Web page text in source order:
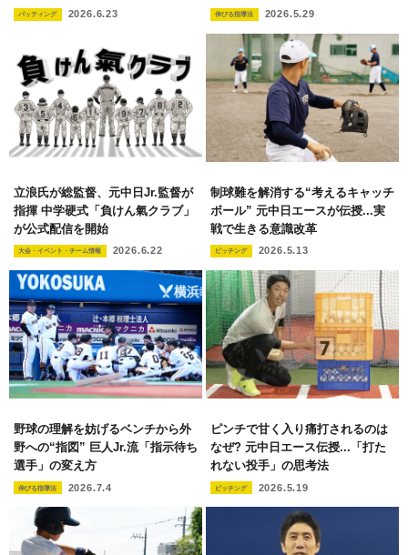
バッティング 2026.6.23 伸びる指導法 2026.5.29
立浪氏が総監督、元中日Jr.監督が
指揮 中学硬式「負けん氣クラブ」
が公式配信を開始
大会・イベント・チーム情報 2026.6.22
制球難を解消する“考えるキャッチ
ボール” 元中日エースが伝授...実
戦で生きる意識改革
ピッチング 2026.5.13
野球の理解を妨げるベンチから外
野への“指図” 巨人Jr.流「指示待ち
選手」の変え方
伸びる指導法 2026.7.4
ピンチで甘く入り痛打されるのは
なぜ? 元中日エース伝授...「打た
れない投手」の思考法
ピッチング 2026.5.19